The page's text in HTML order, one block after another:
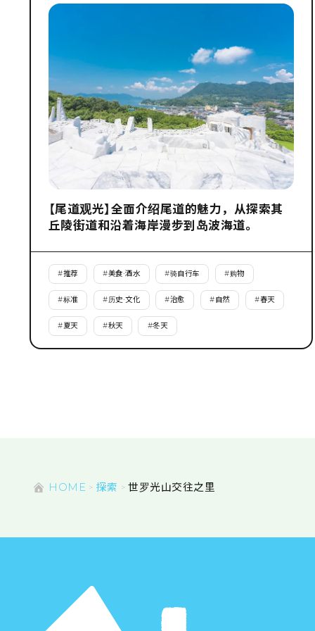
【尾道观光】全面介绍尾道的魅力，从探索其
丘陵街道和沿着海岸漫步到岛波海道。
#推荐 #美食·酒水 #骑自行车 #购物
#标准 #历史·文化 #治愈 #自然 #春天
#夏天 #秋天 #冬天
HOME 探索 世罗光山交往之里